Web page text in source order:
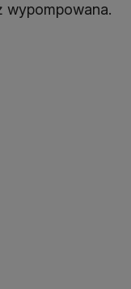
wypompowana.